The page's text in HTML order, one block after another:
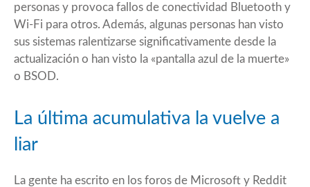
personas y provoca fallos de conectividad Bluetooth y
Wi-Fi para otros. Además, algunas personas han visto
sus sistemas ralentizarse significativamente desde la
actualización o han visto la «pantalla azul de la muerte»
o BSOD.
La última acumulativa la vuelve a
liar
La gente ha escrito en los foros de Microsoft y Reddit